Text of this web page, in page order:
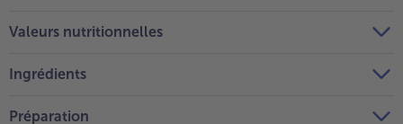
Valeurs nutritionnelles
Ingrédients
Préparation